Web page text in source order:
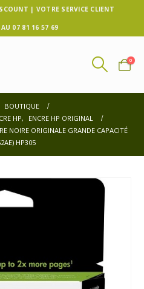
| VOTRE SERVICE CLIENT
07 81 16 57 69
0
BOUTIQUE
HP,
ENCRE HP ORIGINAL
NOIRE ORIGINALE GRANDE CAPACITÉ
HP305